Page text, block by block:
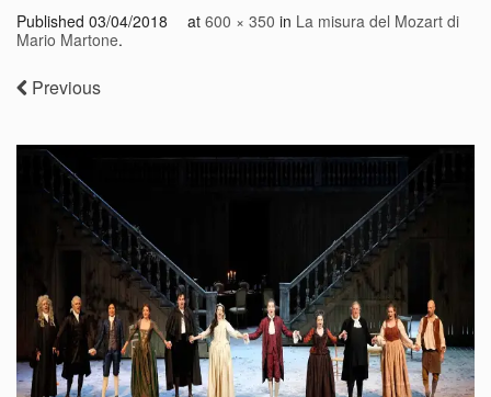
Published 03/04/2018 at 600 × 350 in La misura del Mozart di
Mario Martone.
Previous